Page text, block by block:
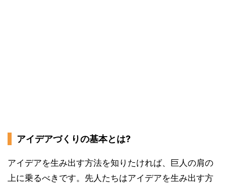
アイデアづくりの基本とは?
アイデアを生み出す方法を知りたければ、巨人の肩の
上に乗るべきです。先人たちはアイデアを生み出す方